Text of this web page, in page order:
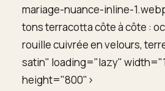
mariage-nuance-inline-
tons terracotta côte à côte :
rouille cuivrée en velours,
satin" loading="lazy"
height="800">